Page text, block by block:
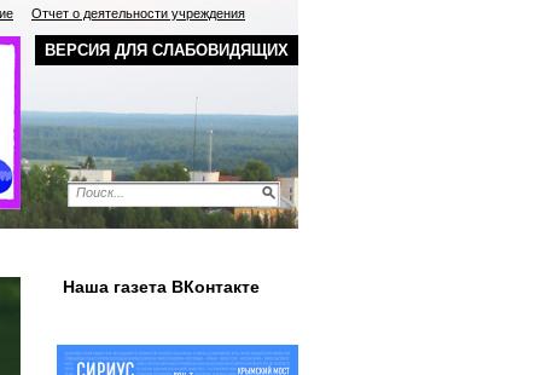
ВЕРСИЯ ДЛЯ СЛАБОВИДЯЩИХ
Отчет о деятельности учреждения
Наша газета ВКонтакте